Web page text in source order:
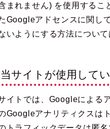
まれません) を使用するこ
Googleアドセンスに関し
いようにする方法について
当サイトが使用して
イトでは、Googleによる
Googleアナリティクスは